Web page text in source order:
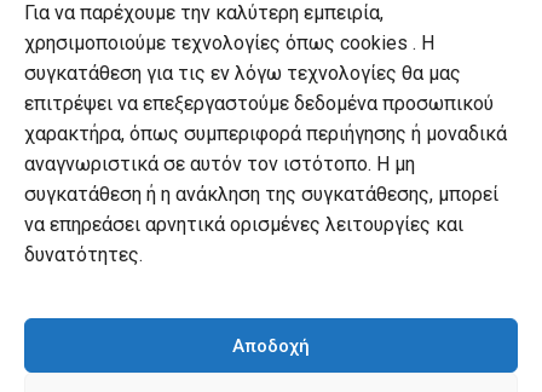
Για να παρέχουμε την καλύτερη εμπειρία,
χρησιμοποιούμε τεχνολογίες όπως cookies . Η
συγκατάθεση για τις εν λόγω τεχνολογίες θα μας
επιτρέψει να επεξεργαστούμε δεδομένα προσωπικού
χαρακτήρα, όπως συμπεριφορά περιήγησης ή μοναδικά
αναγνωριστικά σε αυτόν τον ιστότοπο. Η μη
συγκατάθεση ή η ανάκληση της συγκατάθεσης, μπορεί
να επηρεάσει αρνητικά ορισμένες λειτουργίες και
δυνατότητες.
Αποδοχή
Πολιτική Cookies
Ο λογαριασμός μου
Ο λογαριασμός μου
Οι παραγγελίες μου
Λίστα επιθυμιών